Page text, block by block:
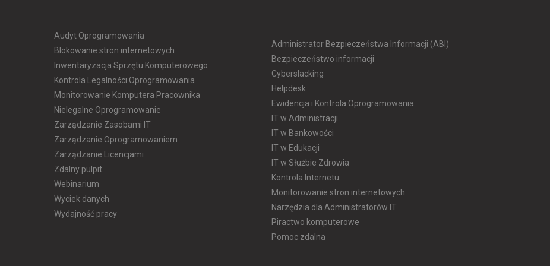
Audyt Oprogramowania
Blokowanie stron internetowych
Inwentaryzacja Sprzętu Komputerowego
Kontrola Legalności Oprogramowania
Monitorowanie Komputera Pracownika
Nielegalne Oprogramowanie
Zarządzanie Zasobami IT
Zarządzanie Oprogramowaniem
Zarządzanie Licencjami
Zdalny pulpit
Webinarium
Wyciek danych
Wydajność pracy
Administrator Bezpieczeństwa Informacji (ABI)
Bezpieczeństwo informacji
Cyberslacking
Helpdesk
Ewidencja i Kontrola Oprogramowania
IT w Administracji
IT w Bankowości
IT w Edukacji
IT w Służbie Zdrowia
Kontrola Internetu
Monitorowanie stron internetowych
Narzędzia dla Administratorów IT
Piractwo komputerowe
Pomoc zdalna